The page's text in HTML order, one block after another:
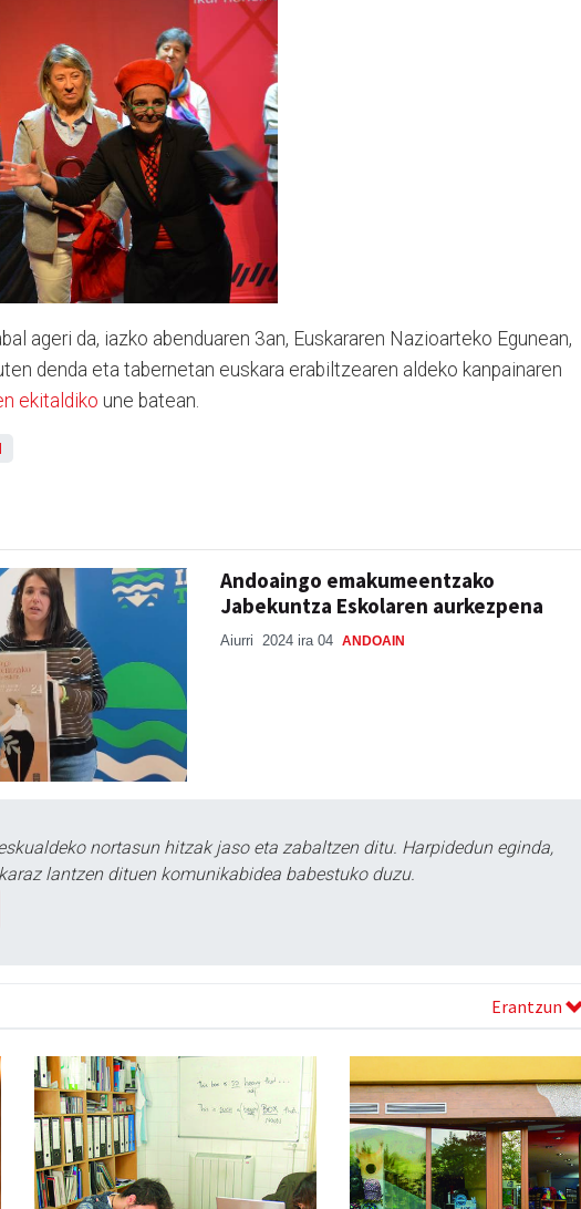
ageri da, iazko abenduaren 3an, Euskararen Nazioarteko Egunean,
denda eta tabernetan euskara erabiltzearen aldeko kanpainaren
ekitaldiko une batean.
Andoaingo emakumeentzako
Jabekuntza Eskolaren aurkezpena
Aiurri 2024 ira 04 ANDOAIN
nortasun hitzak jaso eta zabaltzen ditu. Harpidedun eginda,
lantzen dituen komunikabidea babestuko duzu.
Erantzun